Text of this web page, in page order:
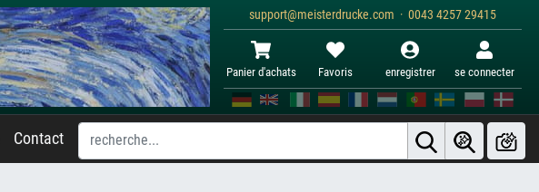
support@meisterdrucke.com · 0043 4257 29415
Panier d'achats Favoris enregistrer se connecter
Contact